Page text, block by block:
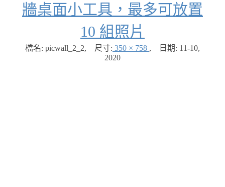
牆桌面小工具，最多可放置
10 組照片
檔名: picwall_2_2, 尺寸: 350 × 758 , 日期: 11-10,
2020